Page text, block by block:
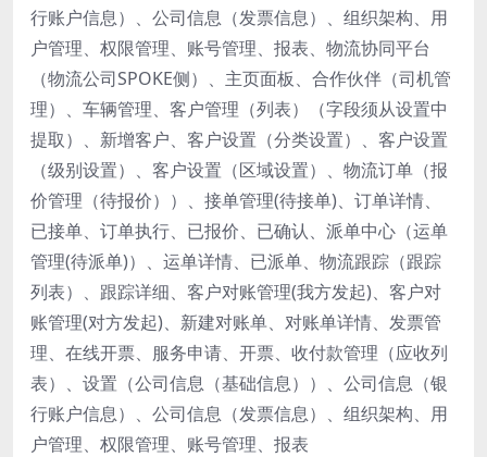
行账户信息）、公司信息（发票信息）、组织架构、用
户管理、权限管理、账号管理、报表、物流协同平台
（物流公司SPOKE侧）、主页面板、合作伙伴（司机管
理）、车辆管理、客户管理（列表）（字段须从设置中
提取）、新增客户、客户设置（分类设置）、客户设置
（级别设置）、客户设置（区域设置）、物流订单（报
价管理（待报价））、接单管理(待接单)、订单详情、
已接单、订单执行、已报价、已确认、派单中心（运单
管理(待派单)）、运单详情、已派单、物流跟踪（跟踪
列表）、跟踪详细、客户对账管理(我方发起)、客户对
账管理(对方发起)、新建对账单、对账单详情、发票管
理、在线开票、服务申请、开票、收付款管理（应收列
表）、设置（公司信息（基础信息））、公司信息（银
行账户信息）、公司信息（发票信息）、组织架构、用
户管理、权限管理、账号管理、报表